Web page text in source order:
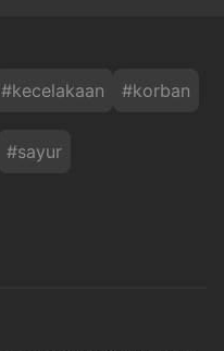
#kecelakaan #korban
#sayur